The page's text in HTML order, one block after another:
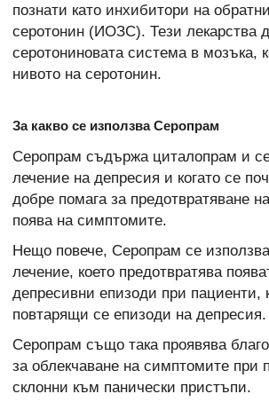
познати като инхибитори на
серотонин (ИОЗС). Тези лекарства
серотониновата система в мозъка,
нивото на серотонин.
За какво се използва Серопрам
Серопрам съдържа циталопрам и
лечение на депресия и когато се
добре помага за предотвратяване
поява на симптомите.
Нещо повече, Серопрам се
лечение, което предотвратява
депресивни епизоди при пациенти,
повтарящи се епизоди на депресия.
Серопрам също така проявява
за облекчаване на симптомите при
склонни към панически пристъпи.